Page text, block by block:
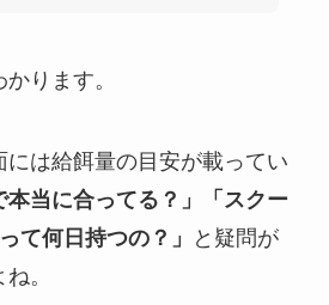
ります。
には給餌量の目安が載ってい
本当に合ってる？」「スクー
て何日持つの？」
と疑問が
。